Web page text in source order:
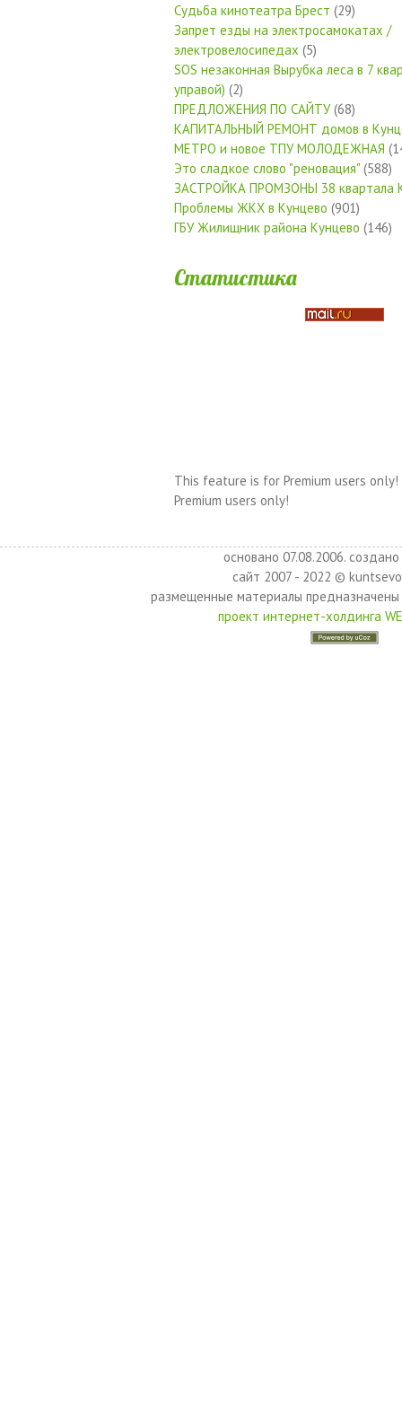
Судьба кинотеатра Брест (29)
Запрет езды на электросамокатах /
электровелосипедах (5)
SOS незаконная Вырубка леса в 7
управой) (2)
ПРЕДЛОЖЕНИЯ ПО САЙТУ(68)
КАПИТАЛЬНЫЙ РЕМОНТ домов в
МЕТРО и новое ТПУ МОЛОДЕЖНАЯ
Это сладкое слово "реновация" (588)
ЗАСТРОЙКА ПРОМЗОНЫ 38 квартала
Проблемы ЖКХ в Кунцево (901)
ГБУ Жилищник района Кунцево (146)
Статистика
This feature is for Premium users only!
Premium users only!
основано 07.08.2006.
сайт 2007 - 2022 ©
размещенные материалы
проект интернет-холдинга